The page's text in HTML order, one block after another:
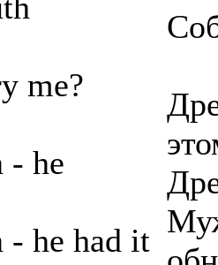
me?
- he
- he had it